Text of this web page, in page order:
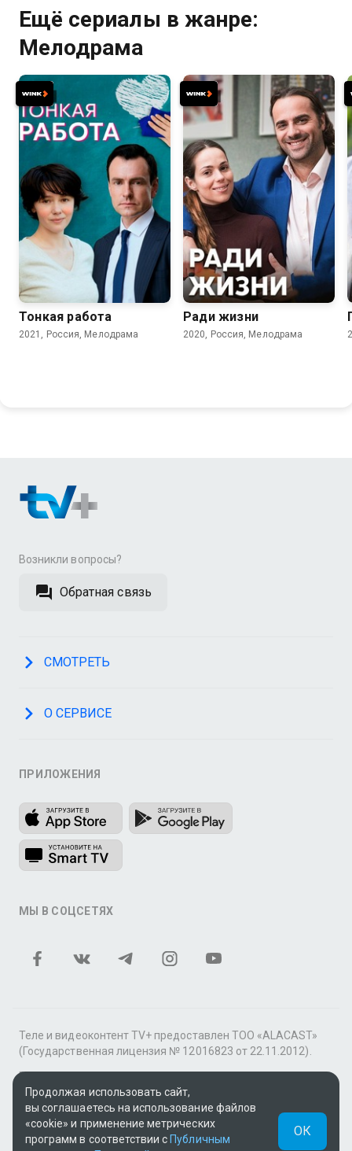
Ещё сериалы в жанре:
Мелодрама
7.2
Тонкая работа
2021, Россия, Мелодрама
6.7
Ради жизни
2020, Россия, Мелодрама
Возникли вопросы?
Обратная связь
СМОТРЕТЬ
О СЕРВИСЕ
ПРИЛОЖЕНИЯ
МЫ В СОЦСЕТЯХ
Теле и видеоконтент TV+ предоставлен ТОО «ALACAST»
(Государственная лицензия № 12016823 от 22.11.2012).
В рамках услуги «Видео по подписке» для «Пакета
фильмов и сериалов tv+» контент предоставляется
онлайн-кинотеатром MEGOGO.
Поддержка: tvplus@telecom.kz
Продолжая использовать сайт,
вы соглашаетесь на использование файлов
«cookie» и применение метрических
программ в соответствии с Публичным
ОК